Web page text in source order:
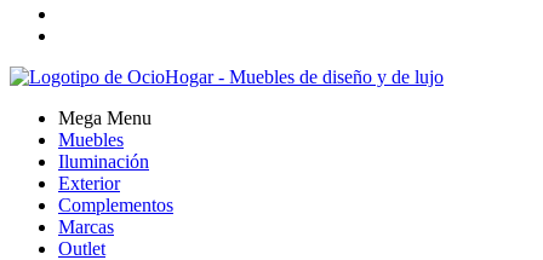
Mega Menu
Muebles
Iluminación
Exterior
Complementos
Marcas
Outlet